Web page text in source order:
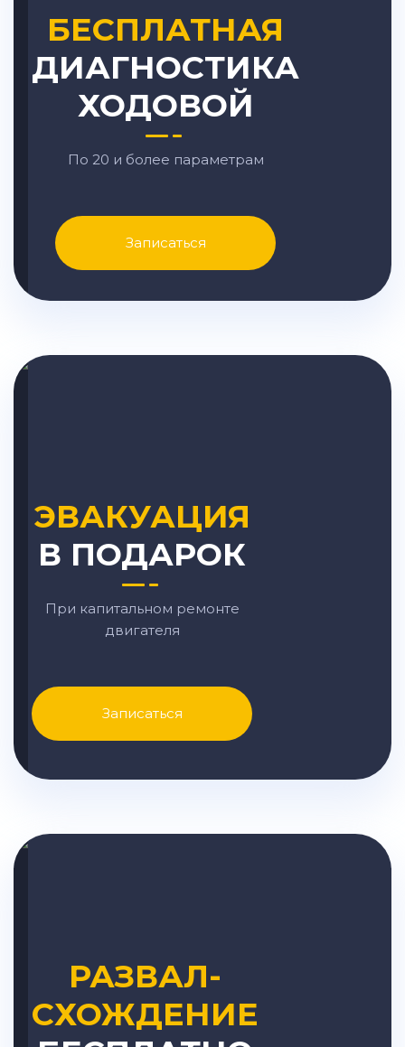
БЕСПЛАТНАЯ
ДИАГНОСТИКА
ХОДОВОЙ
По 20 и более параметрам
Записаться
ЭВАКУАЦИЯ
В ПОДАРОК
При капитальном ремонте
двигателя
Записаться
РАЗВАЛ-
СХОЖДЕНИЕ